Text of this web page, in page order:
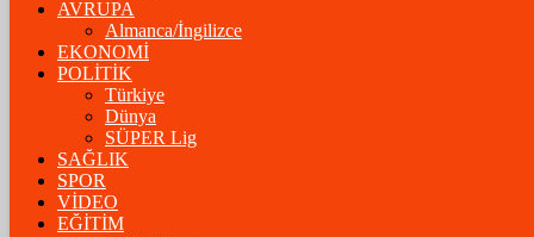
54,8602€% 0.06
STERLİN
% 0.41
GRAM ALTIN
6.175,37%-1,31
ÇEYREK ALTIN
AVRUPA
Almanca/İngilizce
EKONOMİ
POLİTİK
Türkiye
Dünya
SÜPER Lig
SAĞLIK
SPOR
VİDEO
EĞİTİM